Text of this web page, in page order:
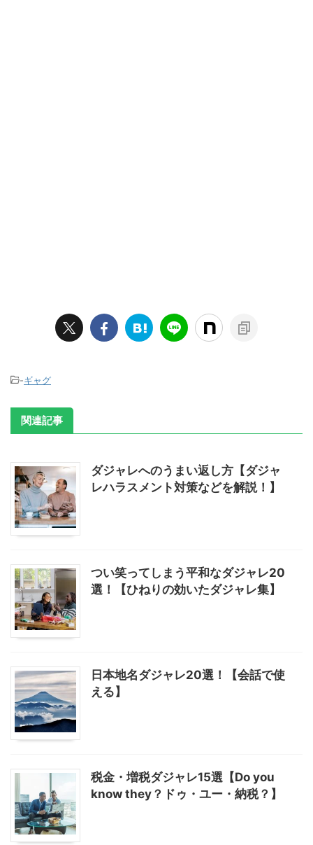
-ギャグ
関連記事
ダジャレへのうまい返し方【ダジャ
レハラスメント対策などを解説！】
つい笑ってしまう平和なダジャレ20
選！【ひねりの効いたダジャレ集】
日本地名ダジャレ20選！【会話で使
える】
税金・増税ダジャレ15選【Do you
know they？ドゥ・ユー・納税？】